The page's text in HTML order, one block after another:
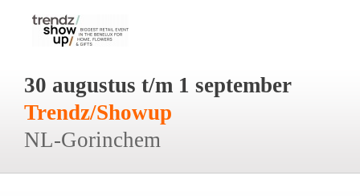
30 augustus t/m 1 september
Trendz/Showup
NL-Gorinchem